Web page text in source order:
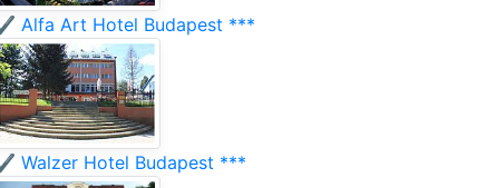
Alfa Art Hotel Budapest ***
Walzer Hotel Budapest ***